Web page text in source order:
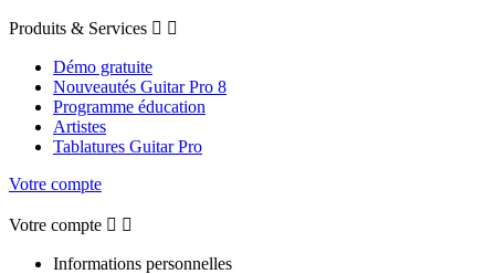
Produits & Services  
Démo gratuite
Nouveautés Guitar Pro 8
Programme éducation
Artistes
Tablatures Guitar Pro
Votre compte
Votre compte  
Informations personnelles